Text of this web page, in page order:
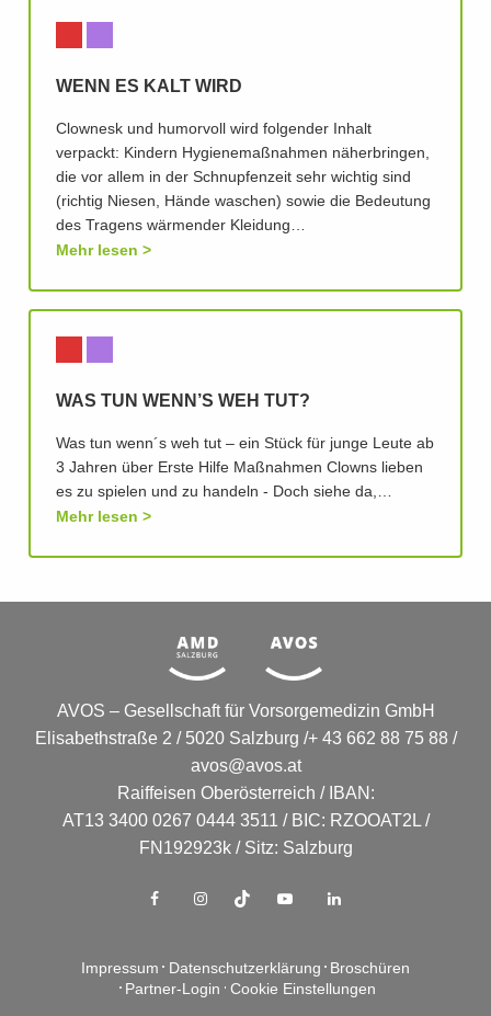
WENN ES KALT WIRD
Clownesk und humorvoll wird folgender Inhalt
verpackt: Kindern Hygienemaßnahmen näherbringen,
die vor allem in der Schnupfenzeit sehr wichtig sind
(richtig Niesen, Hände waschen) sowie die Bedeutung
des Tragens wärmender Kleidung…
Mehr lesen
WAS TUN WENN’S WEH TUT?
Was tun wenn´s weh tut – ein Stück für junge Leute ab
3 Jahren über Erste Hilfe Maßnahmen Clowns lieben
es zu spielen und zu handeln - Doch siehe da,…
Mehr lesen
AVOS – Gesellschaft für Vorsorgemedizin GmbH
Elisabethstraße 2 / 5020 Salzburg /+ 43 662 88 75 88 /
avos@avos.at
Raiffeisen Oberösterreich / IBAN:
AT13 3400 0267 0444 3511 / BIC: RZOOAT2L /
FN192923k / Sitz: Salzburg
Impressum Datenschutzerklärung
Broschüren
Partner-Login
Cookie Einstellungen